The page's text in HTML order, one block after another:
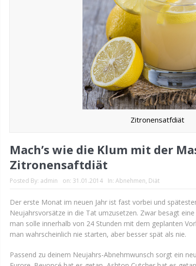
Zitronensatfdiät
Mach’s wie die Klum mit der
Zitronensaftdiät
Posted By: admin on: 31.01.2014 In: Abnehmen, Diät
Der erste Monat im neuen Jahr ist fast vorbei und
Neujahrsvorsätze in die Tat umzusetzen. Zwar besagt
man solle innerhalb von 24 Stunden mit dem geplanten
man wahrscheinlich nie starten, aber besser spät als nie.
Passend zu deinem Neujahrs-Abnehmwunsch sorgt ein